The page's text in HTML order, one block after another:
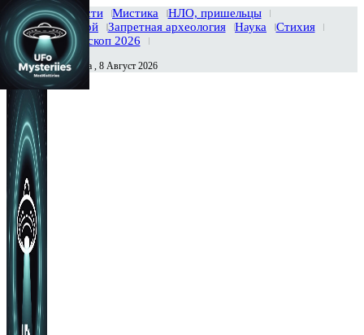
Главная Новости Мистика
НЛО, пришельцы
Тайны вселенной
Запретная археология Наука
Стихия
История
Гороскоп 2026
Сегодня Суббота , 8 Август 2026